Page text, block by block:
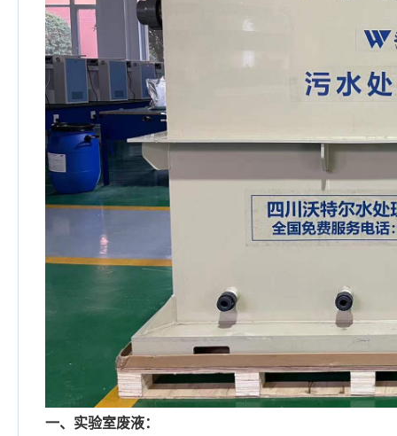
一、实验室废液：